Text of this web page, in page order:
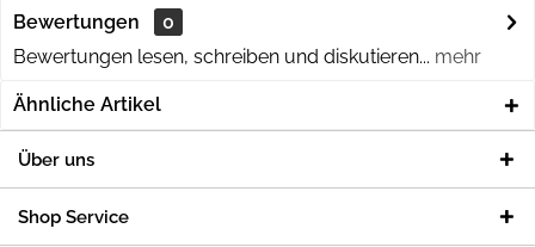
Bewertungen
0
Bewertungen lesen, schreiben und diskutieren... mehr
Ähnliche Artikel
Über uns
Shop Service